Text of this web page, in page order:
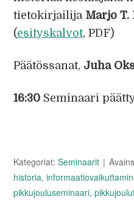
tietokirjailija Marjo
(esityskalvot, PDF)
Päätössanat, Juha
16:30 Seminaari
Kategoriat:Seminaarit
historia,
pikkujouluseminaari,